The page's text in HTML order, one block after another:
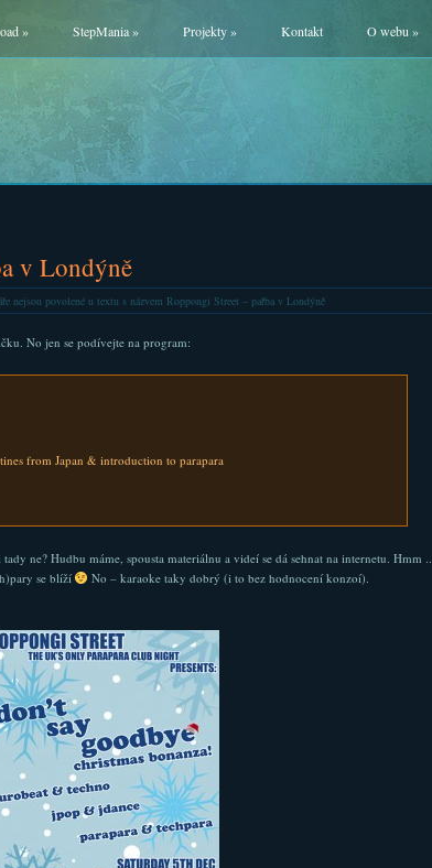
» StepMania» Projekty» Kontakt O webu »
v Londýně
nejsou povolenéu textu s názvem Roppongi Street – pařba v Londýně
No jen se podívejte na program:
from Japan & introduction to parapara
ne? Hudbu máme, spousta materiálnu a videí se dá sehnat na internetu. Hmm ..
se blíží
No – karaoke taky dobrý (i to bez hodnocení konzoí).